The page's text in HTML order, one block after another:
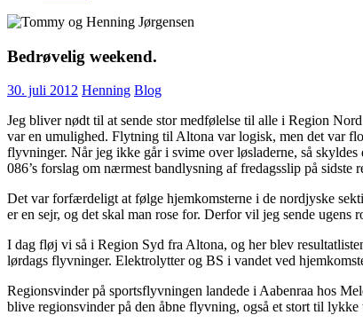
Bedrøvelig weekend.
30. juli 2012 Henning Blog
Jeg bliver nødt til at sende stor medfølelse til alle i Region
var en umulighed. Flytning til Altona var logisk, men det var
flyvninger. Når jeg ikke går i svime over løsladerne, så
086’s forslag om nærmest bandlysning af fredagsslip på sidste
Det var forfærdeligt at følge hjemkomsterne i de nordjyske
er en sejr, og det skal man rose for. Derfor vil jeg sende
I dag fløj vi så i Region Syd fra Altona, og her blev
lørdags flyvninger. Elektrolytter og BS i vandet ved
Regionsvinder på sportsflyvningen landede i Aabenraa hos
blive regionsvinder på den åbne flyvning, også et stort til lykke